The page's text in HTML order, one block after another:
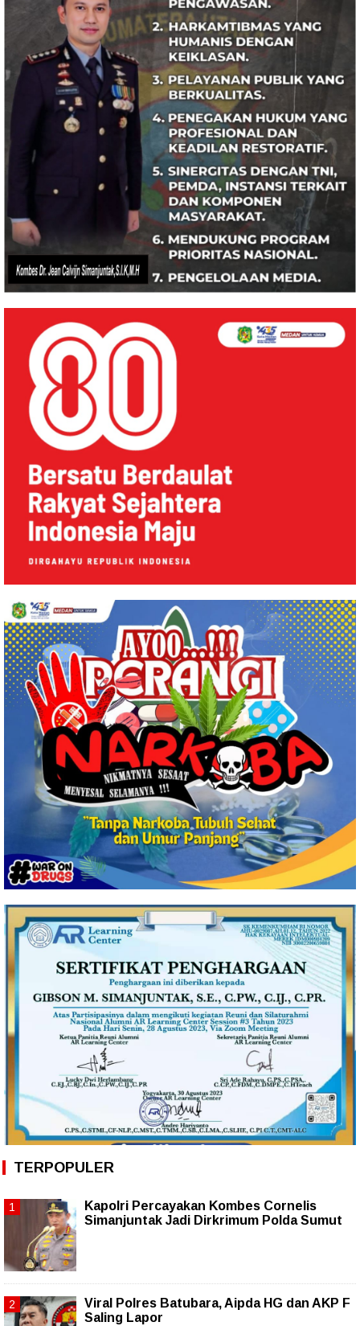
TERPOPULER
Kapolri Percayakan Kombes Cornelis
Simanjuntak Jadi Dirkrimum Polda Sumut
Viral Polres Batubara, Aipda HG dan AKP F
Saling Lapor